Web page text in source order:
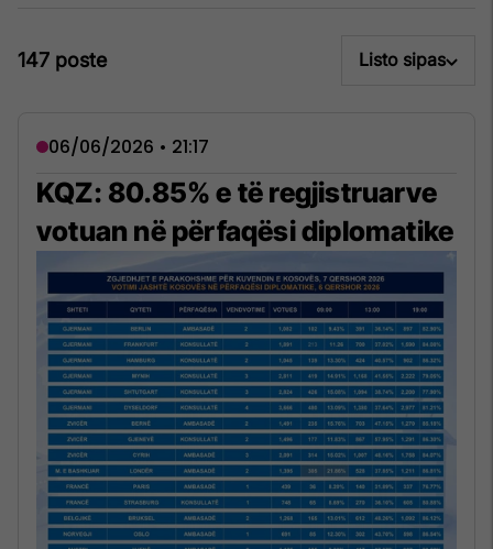
147 poste Listo sipas
06/06/2026 • 21:17
KQZ: 80.85% e të regjistruarve
votuan në përfaqësi diplomatike